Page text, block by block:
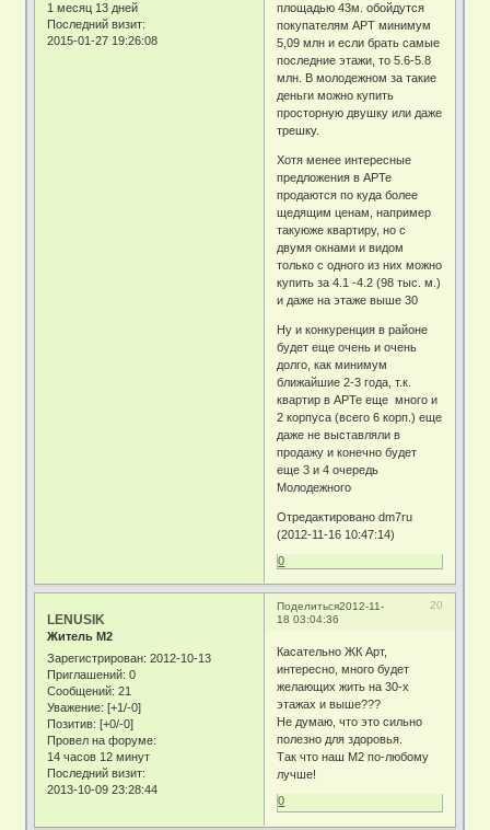
1 месяц 13 дней
Последний визит:
2015-01-27 19:26:08
площадью 43м. обойдутся
покупателям АРТ минимум
5,09 млн и если брать самые
последние этажи, то 5.6-5.8
млн. В молодежном за такие
деньги можно купить
просторную двушку или даже
трешку.
Хотя менее интересные
предложения в АРТе
продаются по куда более
щедящим ценам, например
такуюже квартиру, но с
двумя окнами и видом
только с одного из них можно
купить за 4.1 -4.2 (98 тыс. м.)
и даже на этаже выше 30
Ну и конкуренция в районе
будет еще очень и очень
долго, как минимум
ближайшие 2-3 года, т.к.
квартир в АРТе еще много и
2 корпуса (всего 6 корп.) еще
даже не выставляли в
продажу и конечно будет
еще 3 и 4 очередь
Молодежного
Отредактировано dm7ru
(2012-11-16 10:47:14)
0
Поделиться 20
2012-11-
18 03:04:36
LENUSIK
Житель М2
Зарегистрирован: 2012-10-13
Приглашений: 0
Сообщений: 21
Уважение: [+1/-0]
Позитив: [+0/-0]
Провел на форуме:
14 часов 12 минут
Последний визит:
2013-10-09 23:28:44
Касательно ЖК Арт,
интересно, много будет
желающих жить на 30-х
этажах и выше???
Не думаю, что это сильно
полезно для здоровья.
Так что наш М2 по-любому
лучше!
0